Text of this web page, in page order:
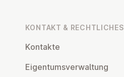
KONTAKT & RECHT­LICHES
Kontakte
Ei­gentums­ver­wal­tung